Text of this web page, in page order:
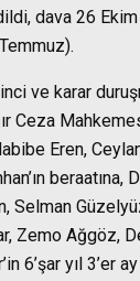
dava 26
ve karar
Ceza
Eren,
beraatına,
Selman
Zemo Ağgöz,
6’şar yıl 3’er